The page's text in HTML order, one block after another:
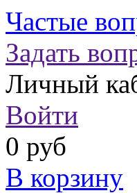
Частые
Задать
Личный
Войти
0 руб
В корзину